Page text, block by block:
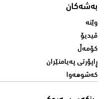
بەشەکان
وێنە
ڤیدیۆ
کۆمەڵ
ڕاپۆرتی پەیامنێران
کەشوهەوا